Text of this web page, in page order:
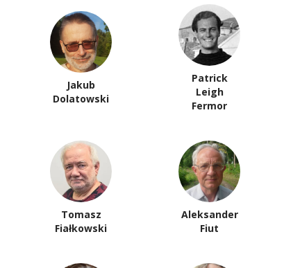
Jakub
Dolatowski
Patrick
Leigh
Fermor
Tomasz
Fiałkowski
Aleksander
Fiut